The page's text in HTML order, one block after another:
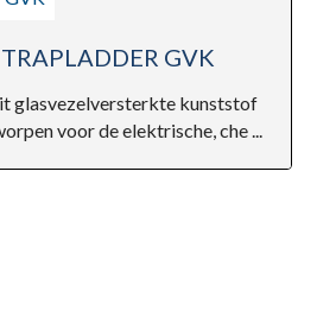
GVK
glasvezelversterkte kunststof
voor de elektrische, che ...